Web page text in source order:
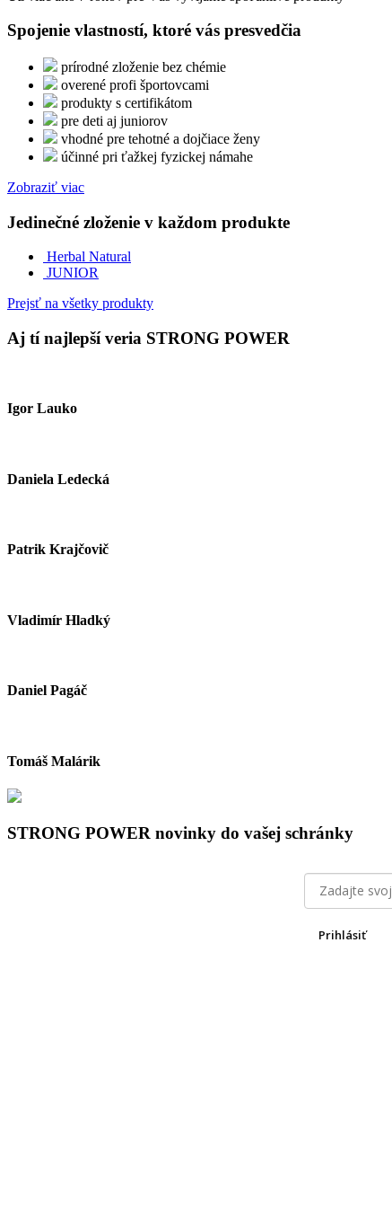
Spojenie vlastností, ktoré vás presvedčia
prírodné zloženie bez chémie
overené profi športovcami
produkty s certifikátom
pre deti aj juniorov
vhodné pre tehotné a dojčiace ženy
účinné pri ťažkej fyzickej námahe
Zobraziť viac
Jedinečné zloženie v každom produkte
Herbal Natural
JUNIOR
Prejsť na všetky produkty
Aj tí najlepší veria STRONG POWER
Igor Lauko
Daniela Ledecká
Patrik Krajčovič
Vladimír Hladký
Daniel Pagáč
Tomáš Malárik
STRONG POWER novinky do vašej schránky
Prihlásiť